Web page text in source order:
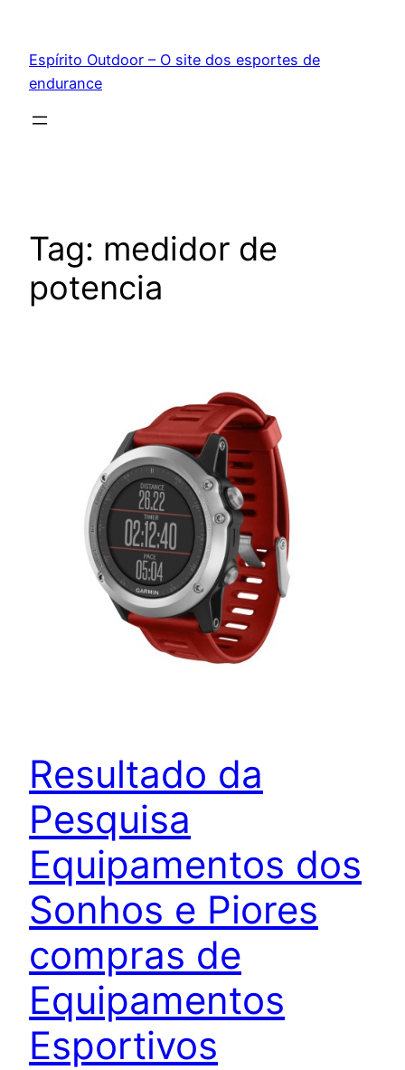
conteúdo
Espírito Outdoor – O site dos esportes de
endurance
Tag: medidor de
potencia
Resultado da
Pesquisa
Equipamentos dos
Sonhos e Piores
compras de
Equipamentos
Esportivos